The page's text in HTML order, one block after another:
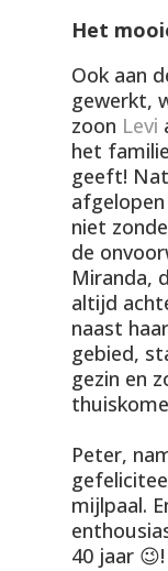
Het
Ook aan
gewerkt,
zoon Levi
het
geeft!
niet
de
Miranda,
altijd
naast
gebied,
gezin en
Peter,
mijlpaal.
40 jaar 😉!